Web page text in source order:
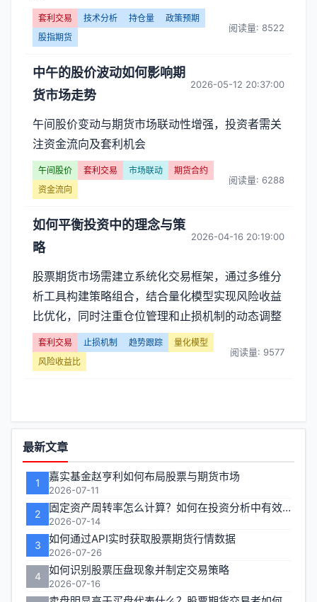
套利交易 技术分析 持仓量
政策预期
股指期货
阅读量: 8522
中午的股价波动如何影响期
货市场走势
2026-05-12 20:37:00
午间股价变动与期货市场联动性增强，投资者需关
注资金流向及套利机会
午间股价 套利交易 市场联动
期货合约
资金流向
阅读量: 6288
如何平衡投资中的理念与策
略
2026-04-16 20:19:00
股票期货市场需建立系统化交易框架，通过多维分
析工具构建策略组合，结合量化模型实现风险收益
比优化，同时注重仓位管理和止损机制的动态调整
套利交易 止损机制 趋势跟踪
量化模型
风险收益比
阅读量: 9577
功
能
区
最新文章
1 嘉实基金赵亨利如何布局股票与期货市场
2026-07-11
2 固定资产周转率怎么计算？如何在投资分析中有效运用？
2026-07-14
3 如何通过API实时获取股票期货行情数据
2026-07-26
4 如何识别股票压盘现象并制定交易策略
2026-07-16